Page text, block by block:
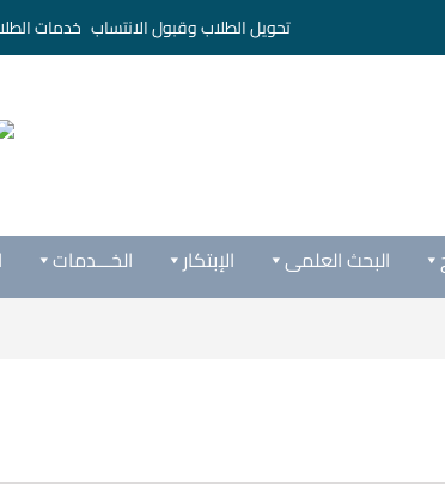
تحويل الطلاب وقبول الانتساب خدمات
الخـــدمات الإبتكار البحث العلمى